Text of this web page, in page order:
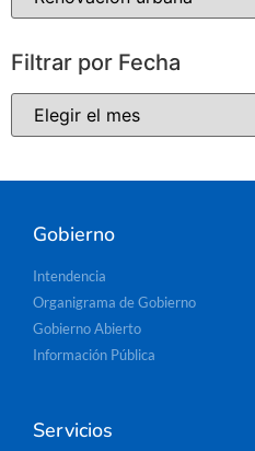
Filtrar por Fecha
Gobierno
Intendencia
Organigrama de Gobierno
Gobierno Abierto
Información Pública
Servicios